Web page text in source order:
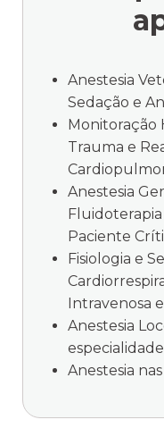
Anestesia
Sedação e
Monitoração
Trauma e
Anestesia
Paciente
Fisiologia e
Intravenosa e
Anestesia
Anestesia